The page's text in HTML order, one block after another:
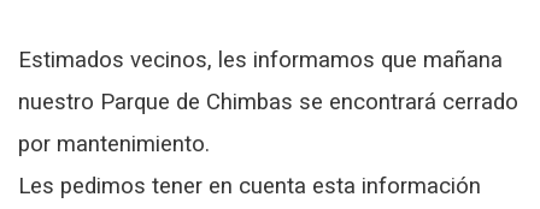
Estimados vecinos, les informamos que mañana
nuestro Parque de Chimbas se encontrará cerrado
por mantenimiento.
Les pedimos tener en cuenta esta información